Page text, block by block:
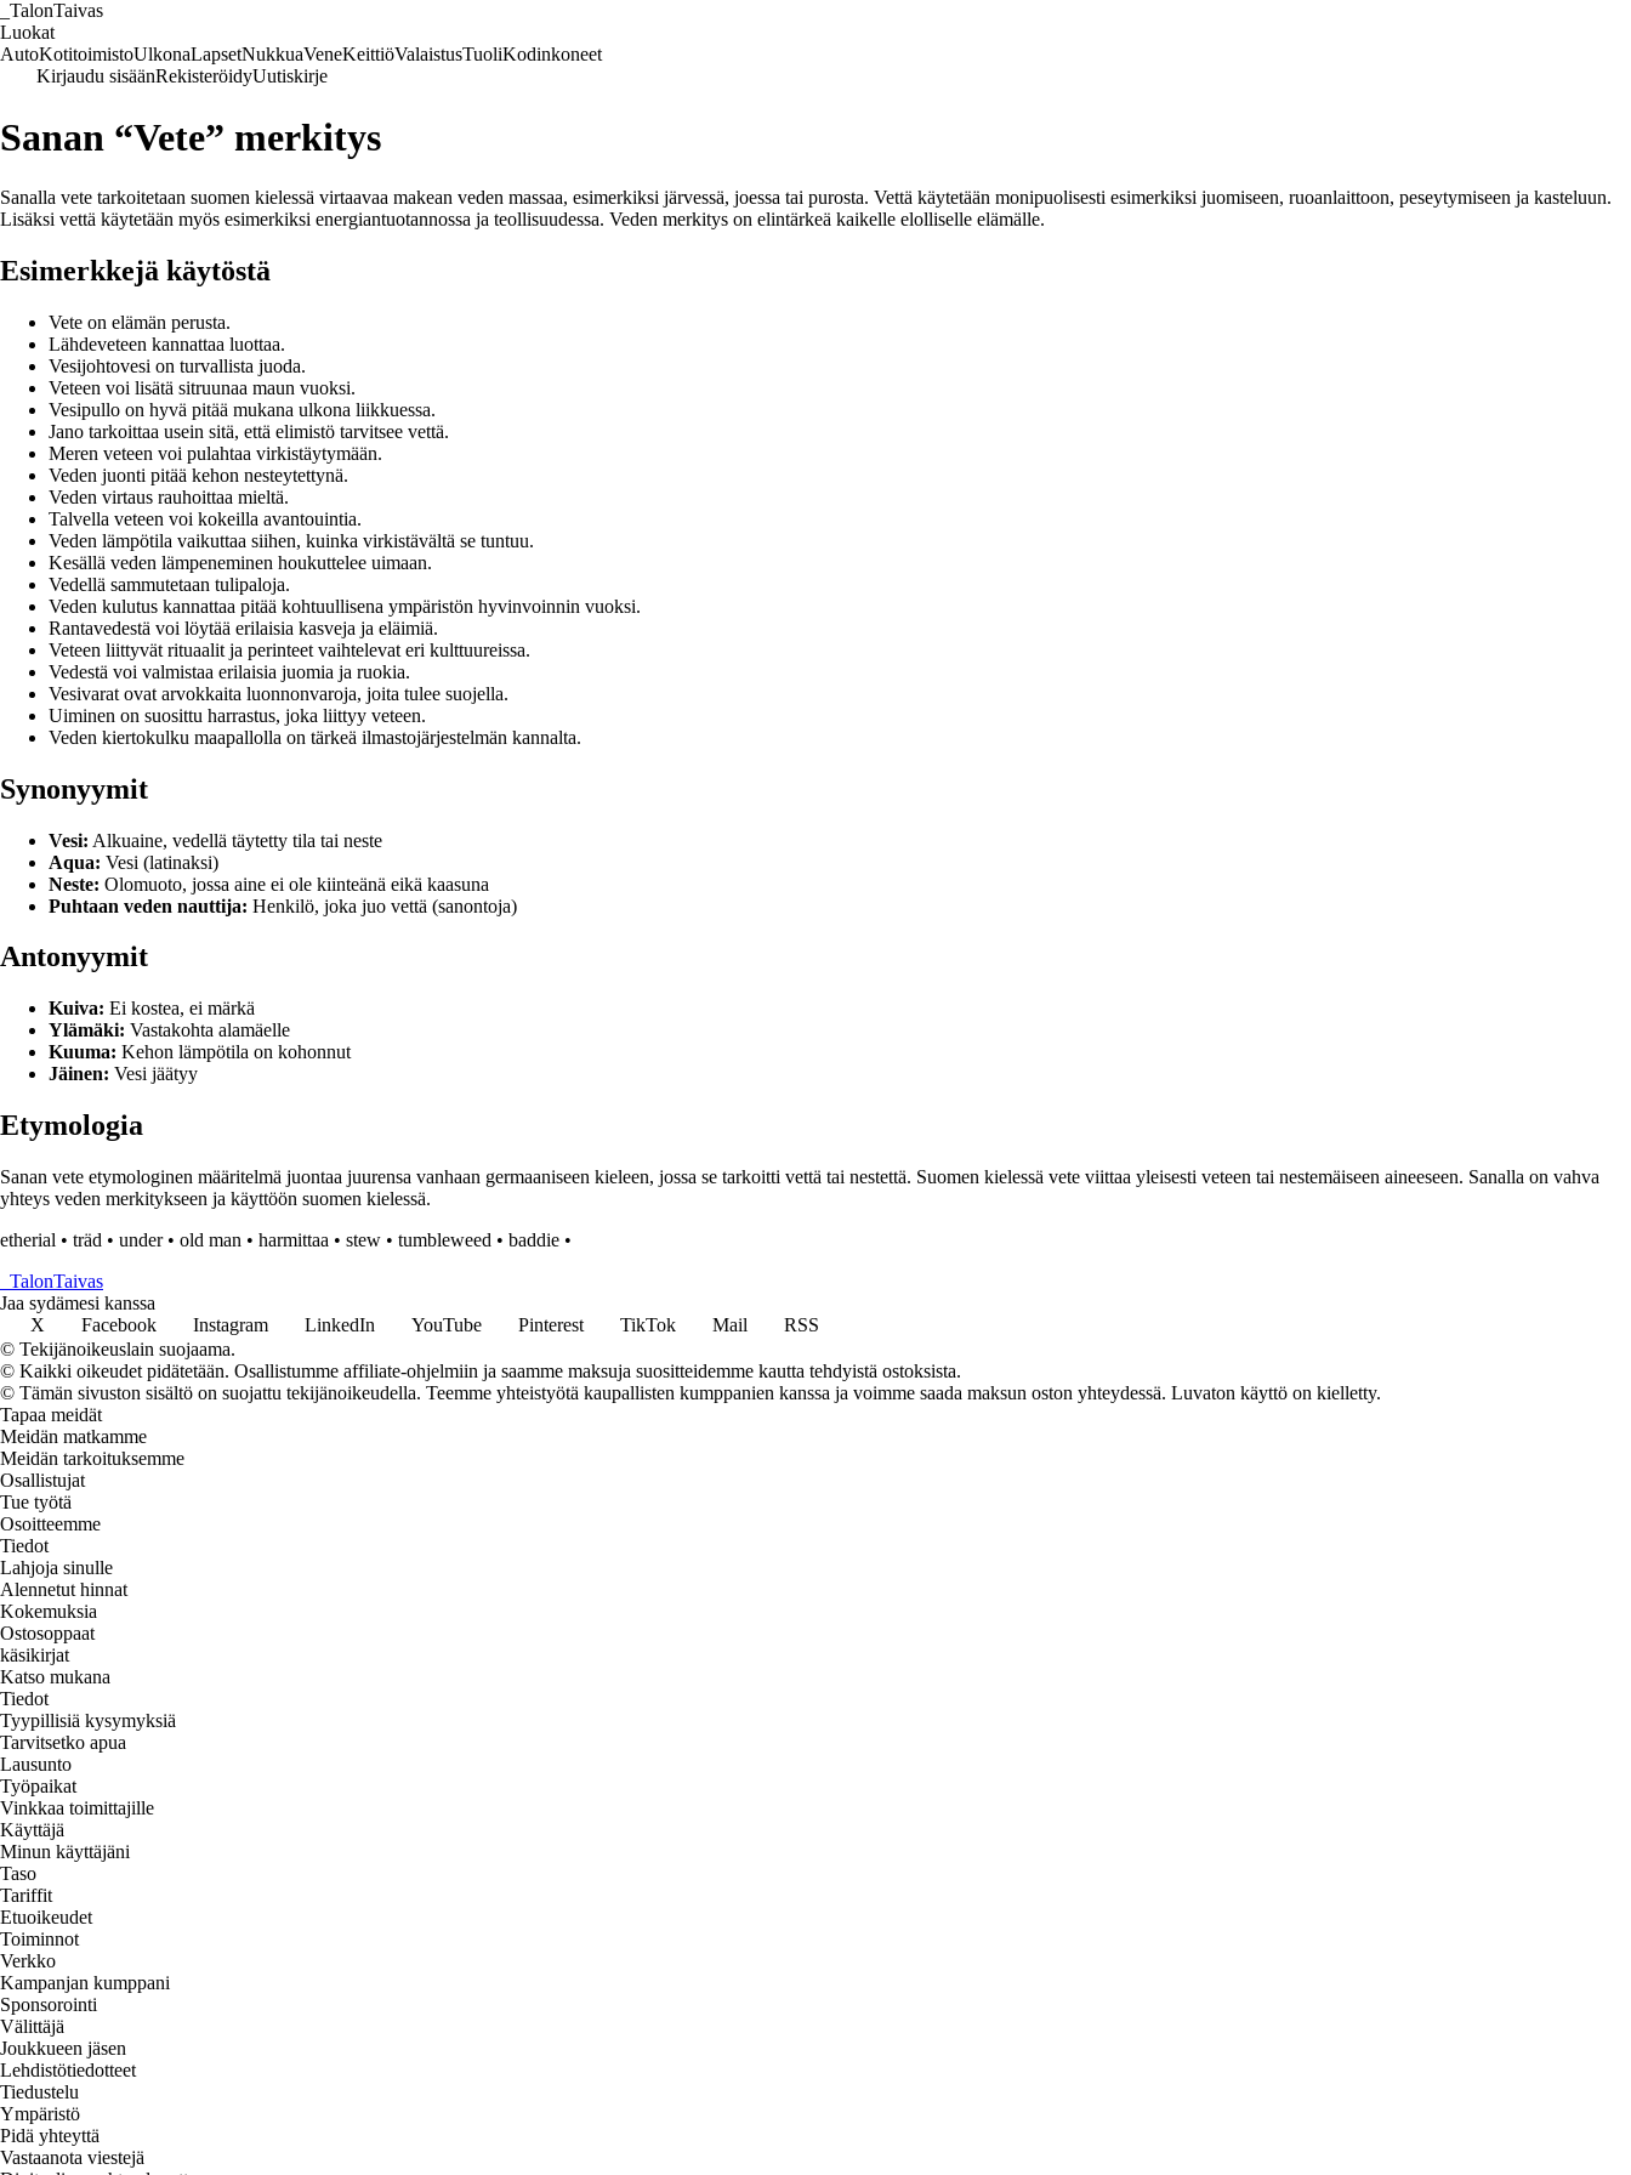
TalonTaivas
Luokat
AutoKotitoimistoUlkonaLapsetNukkuaVeneKeittiöValaistusTuoliKodinkoneet
Kirjaudu sisäänRekisteröidyUutiskirje
Sanan “Vete” merkitys
Sanalla vete tarkoitetaan suomen kielessä virtaavaa makean veden massaa, esimerkiksi järvessä, joessa tai purosta. Vettä käytetään monipuolisesti esimerkiksi juomiseen, ruoanlaittoon, peseytymiseen ja kasteluun.
Lisäksi vettä käytetään myös esimerkiksi energiantuotannossa ja teollisuudessa. Veden merkitys on elintärkeä kaikelle elolliselle elämälle.
Esimerkkejä käytöstä
Vete on elämän perusta.
Lähdeveteen kannattaa luottaa.
Vesijohtovesi on turvallista juoda.
Veteen voi lisätä sitruunaa maun vuoksi.
Vesipullo on hyvä pitää mukana ulkona liikkuessa.
Jano tarkoittaa usein sitä, että elimistö tarvitsee vettä.
Meren veteen voi pulahtaa virkistäytymään.
Veden juonti pitää kehon nesteytettynä.
Veden virtaus rauhoittaa mieltä.
Talvella veteen voi kokeilla avantouintia.
Veden lämpötila vaikuttaa siihen, kuinka virkistävältä se tuntuu.
Kesällä veden lämpeneminen houkuttelee uimaan.
Vedellä sammutetaan tulipaloja.
Veden kulutus kannattaa pitää kohtuullisena ympäristön hyvinvoinnin vuoksi.
Rantavedestä voi löytää erilaisia kasveja ja eläimiä.
Veteen liittyvät rituaalit ja perinteet vaihtelevat eri kulttuureissa.
Vedestä voi valmistaa erilaisia juomia ja ruokia.
Vesivarat ovat arvokkaita luonnonvaroja, joita tulee suojella.
Uiminen on suosittu harrastus, joka liittyy veteen.
Veden kiertokulku maapallolla on tärkeä ilmastojärjestelmän kannalta.
Synonyymit
Vesi: Alkuaine, vedellä täytetty tila tai neste
Aqua: Vesi (latinaksi)
Neste: Olomuoto, jossa aine ei ole kiinteänä eikä kaasuna
Puhtaan veden nauttija: Henkilö, joka juo vettä (sanontoja)
Antonyymit
Kuiva: Ei kostea, ei märkä
Ylämäki: Vastakohta alamäelle
Kuuma: Kehon lämpötila on kohonnut
Jäinen: Vesi jäätyy
Etymologia
Sanan vete etymologinen määritelmä juontaa juurensa vanhaan germaaniseen kieleen, jossa se tarkoitti vettä tai nestettä. Suomen kielessä vete viittaa yleisesti veteen tai nestemäiseen aineeseen. Sanalla on vahva
yhteys veden merkitykseen ja käyttöön suomen kielessä.
etherial • träd • under• old man • harmittaa • stew • tumbleweed • baddie •
TalonTaivas
Jaa sydämesi kanssa
X
Facebook Instagram LinkedIn YouTube Pinterest TikTok Mail
RSS
© Tekijänoikeuslain suojaama.
© Kaikki oikeudet pidätetään. Osallistumme affiliate-ohjelmiin ja saamme maksuja suositteidemme kautta tehdyistä ostoksista.
© Tämän sivuston sisältö on suojattu tekijänoikeudella. Teemme yhteistyötä kaupallisten kumppanien kanssa ja voimme saada maksun oston yhteydessä. Luvaton käyttö on kielletty.
Tapaa meidät
Meidän matkamme
Meidän tarkoituksemme
Osallistujat
Tue työtä
Osoitteemme
Tiedot
Lahjoja sinulle
Alennetut hinnat
Kokemuksia
Ostosoppaat
käsikirjat
Katso mukana
Tiedot
Tyypillisiä kysymyksiä
Tarvitsetko apua
Lausunto
Työpaikat
Vinkkaa toimittajille
Käyttäjä
Minun käyttäjäni
Taso
Tariffit
Etuoikeudet
Toiminnot
Verkko
Kampanjan kumppani
Sponsorointi
Välittäjä
Joukkueen jäsen
Lehdistötiedotteet
Tiedustelu
Ympäristö
Pidä yhteyttä
Vastaanota viestejä